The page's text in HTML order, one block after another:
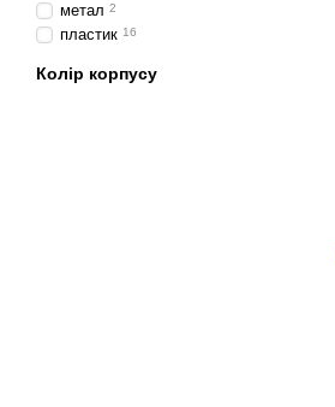
метал 2
пластик 16
Колір корпусу